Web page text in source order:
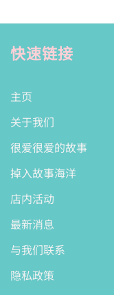
快速链接
主页
关于我们
很爱很爱的故事
掉入故事海洋
店内活动
最新消息
与我们联系
隐私政策